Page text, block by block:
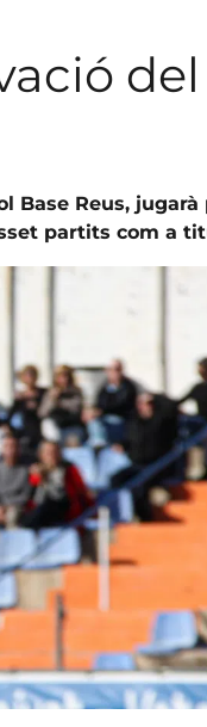
del
Base Reus, jugarà
partits com a